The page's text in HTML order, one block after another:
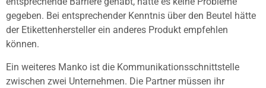
gegeben. Bei entsprechender Kenntnis über den Beutel hätte
der Etikettenhersteller ein anderes Produkt empfehlen
können.
Ein weiteres Manko ist die Kommunikationsschnittstelle
zwischen zwei Unternehmen. Die Partner müssen ihr